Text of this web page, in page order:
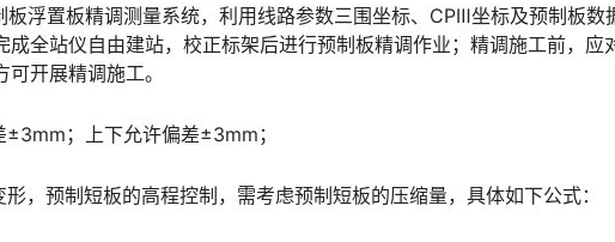
板浮置板精调测量系统，利用线路参数三围坐标、CPⅢ坐标及预制板数
全站仪自由建站，校正标架后进行预制板精调作业；精调施工前，应
开展精调施工。󠅅󠅃󠄵󠅂󠄪󠇖󠆨󠆨󠇕󠆞󠆒󠅬󠇘󠆭󠆘󠇙󠆝󠅵󠇗󠆭󠆁󠄐󠇗󠅹󠅸󠇖󠆍󠅳󠇖󠅹󠅰󠇖󠆌󠅹
；上下允许偏差±3mm；
，预制短板的高程控制，需考虑预制短板的压缩量，具体如下公式：